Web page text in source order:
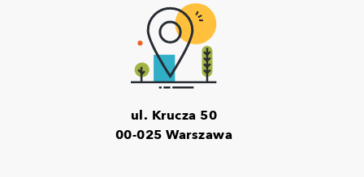
ul. Krucza 50
00-025 Warszawa